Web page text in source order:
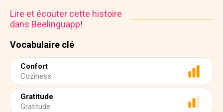
Vocabulaire clé
Confort
Coziness
Gratitude
Gratitude
Lire et écouter cette histoire
dans Beelinguapp!